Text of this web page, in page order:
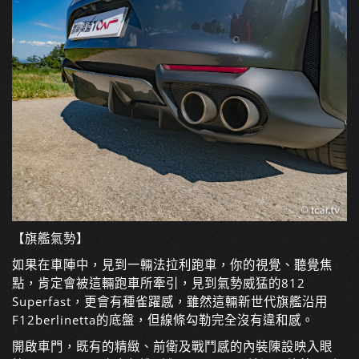
【旗艦氣勢】
如果在車陣中，見到一輛法拉利跑車，你的視覺、聽覺焦
點，肯定會被這輛跑車所牽引，見到氣勢威猛的812
Superfast，更會有種雀躍感，雖然這輛新世代旗艦沿用
F12berlinetta的底盤，但線條勾勒完全沒有違和感。
開啟車門，既有的精緻、前衛及戰鬥感的內裝陳設映入眼